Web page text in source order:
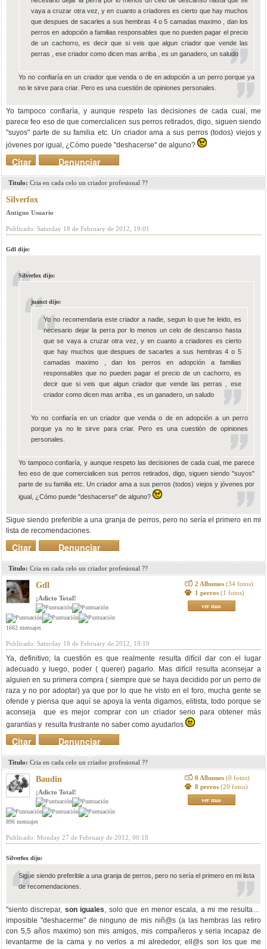
vaya a cruzar otra vez, y en cuanto a criadores es cierto que hay muchos
que despues de sacarles a sus hembras 4 o 5 camadas maximo , dan los
perros en adopción a familias responsables que no pueden pagar el precio
de un cachorro, es decir que si veis que algun criador que vende las
perras , ese criador como dicen mas arriba , es un ganadero, un saludo
Yo no confiaría en un criador que venda o de en adopción a un perro porque ya
no le sirve para criar. Pero es una cuestión de opiniones personales.
Yo tampoco confiaría, y aunque respeto las decisiones de cada cual, me
parece feo eso de que comercialicen sus perros retirados, digo, siguen siendo
"suyos" parte de su familia etc. Un criador ama a sus perros (todos) viejos y
jóvenes por igual, ¿Cómo puede "deshacerse" de alguno?
Denunciar
mensaje
Citar
Titulo: Cria en cada celo un criador profesional ??
Silverfox
Antiguo Usuario
Publicado: Saturday 18 de February de 2012, 19:01
Gdl dijo:
Silverfox dijo:
juanct dijo:
Yo no recomendaria este criador a nadie, segun lo que he leido, es
necesario dejar la perra por lo menos un celo de descanso hasta
que se vaya a cruzar otra vez, y en cuanto a criadores es cierto
que hay muchos que despues de sacarles a sus hembras 4 o 5
camadas maximo , dan los perros en adopción a familias
responsables que no pueden pagar el precio de un cachorro, es
decir que si veis que algun criador que vende las perras , ese
criador como dicen mas arriba , es un ganadero, un saludo
Yo no confiaría en un criador que venda o de en adopción a un perro
porque ya no le sirve para criar. Pero es una cuestión de opiniones
personales.
Yo tampoco confiaría, y aunque respeto las decisiones de cada cual, me parece
feo eso de que comercialicen sus perros retirados, digo, siguen siendo "suyos"
parte de su familia etc. Un criador ama a sus perros (todos) viejos y jóvenes por
igual, ¿Cómo puede "deshacerse" de alguno?
Sigue siendo preferible a una granja de perros, pero no sería el primero en mi
lista de recomendaciones.
Denunciar
mensaje
Citar
Titulo: Cria en cada celo un criador profesional ??
Gdl
¡Adicto Total!
1662 mensajes
2 Albumes (34 fotos)
1 perros (1 fotos)
ver mas
Publicado: Saturday 18 de February de 2012, 19:10
Ya, definitivo; la cuestión es que realmente resulta difícil dar con el lugar
adecuado y luego, poder ( querer) pagarlo. Mas difícil resulta aconsejar a
alguien en su primera compra ( siempre que se haya decidido por un perro de
raza y no por adoptar) ya que por lo que he visto en el foro, mucha gente se
ofende y piensa que aquí se apoya la venta digamos, elitista, todo porque se
aconseja que es mejor comprar con un criador serio para obtener más
garantías y resulta frustrante no saber como ayudarlos
Denunciar
mensaje
Citar
Titulo: Cria en cada celo un criador profesional ??
Baudin
¡Adicto Total!
896 mensajes
0 Albumes (0 fotos)
8 perros (20 fotos)
ver mas
Publicado: Monday 27 de February de 2012, 00:18
Silverfox dijo:
Sigue siendo preferible a una granja de perros, pero no sería el primero en mi lista
de recomendaciones.
"siento discrepar, son iguales, solo que en menor escala, a mi me resultaria
imposible "deshacerme" de ninguno de mis niñ@s (a las hembras las retiro
con 5,5 años maximo) son mis amigos, mis compañeros y seria incapaz de
levantarme de la cama y no verlos a mi alrededor, ell@s son los que me